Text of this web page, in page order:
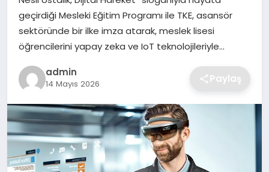
SIYASET
SPOR
TEKNOLOJI
geçirdiği Mesleki Eğitim Programı ile TKE, asansör
sektöründe bir ilke imza atarak, meslek lisesi
öğrencilerini yapay zeka ve IoT teknolojileriyle…
admin
14 Mayıs 2026 Paylaş